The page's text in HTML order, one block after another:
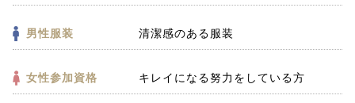
男性服装 清潔感のある服装
女性参加資格 キレイになる努力をしている方